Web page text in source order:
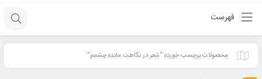
فهرست
محصولات برچسب خورده “شعر در نگاهت مانده چشمم”